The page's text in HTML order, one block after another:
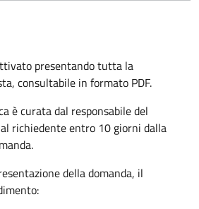
presentando tutta la
consultabile in formato PDF.
è curata dal responsabile del
richiedente entro 10 giorni dalla
della domanda, il